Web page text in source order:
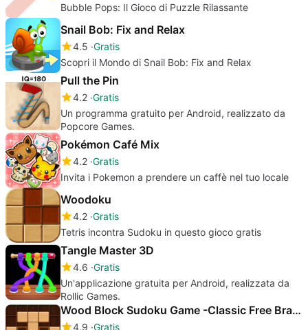
Bubble Pops: Il Gioco di Puzzle Rilassante
Snail Bob: Fix and Relax
4.5 Gratis
Scopri il Mondo di Snail Bob: Fix and Relax
Pull the Pin
4.2 Gratis
Un programma gratuito per Android, realizzato da
Popcore Games.
Pokémon Café Mix
4.2 Gratis
Invita i Pokemon a prendere un caffè nel tuo locale
Woodoku
4.2 Gratis
Tetris incontra Sudoku in questo gioco gratis
Tangle Master 3D
4.6 Gratis
Un'applicazione gratuita per Android, realizzata da
Rollic Games.
Wood Block Sudoku Game -Classic Free Brain Puzzle
4.9 Gratis